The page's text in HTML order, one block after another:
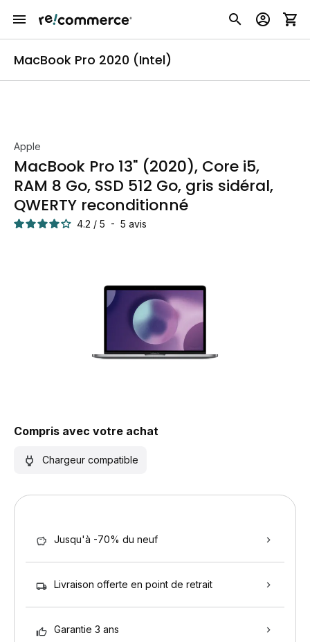
MacBook Pro 2020 (Intel)
Apple
MacBook Pro 13" (2020), Core i5,
RAM 8 Go, SSD 512 Go, gris sidéral,
QWERTY reconditionné
4.2 / 5 - 5 avis
Compris avec votre achat
Chargeur compatible
Jusqu'à -70% du neuf
Livraison offerte en point de retrait
Garantie 3 ans